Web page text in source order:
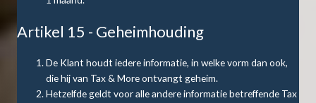
Artikel 15 - Geheimhouding
De Klant houdt iedere informatie, in welke vorm dan ook,
die hij van Tax & More ontvangt geheim.
Hetzelfde geldt voor alle andere informatie betreffende Tax